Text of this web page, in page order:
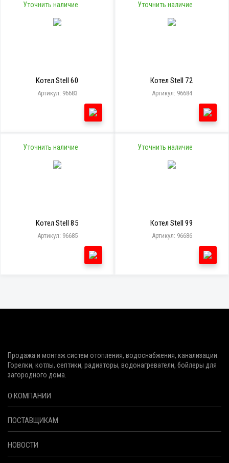
Уточнить наличие
Котел Stell 60
Артикул: 96683
Уточнить наличие
Котел Stell 72
Артикул: 96684
Уточнить наличие
Котел Stell 85
Артикул: 96685
Уточнить наличие
Котел Stell 99
Артикул: 96686
Продажа и монтаж систем отопления, водоснабжения, канализации.
Горелки, котлы, септики, радиаторы, водонагреватели, бойлеры для
загородного дома.
О КОМПАНИИ
ПОСТАВЩИКАМ
НОВОСТИ